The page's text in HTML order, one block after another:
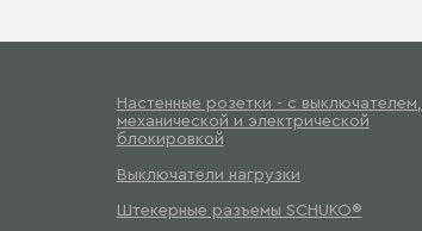
Настенные розетки - с выключателем,
механической и электрической
блокировкой
Выключатели нагрузки
Штекерные разъемы SCHUKO®